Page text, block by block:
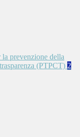
prevenzione della
(PTPCT) 2